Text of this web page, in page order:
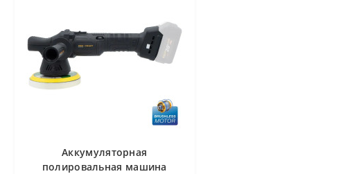
Аккумуляторная
полировальная машина